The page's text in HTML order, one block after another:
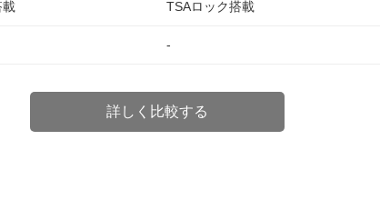
TSAロック搭載
-
詳しく比較する